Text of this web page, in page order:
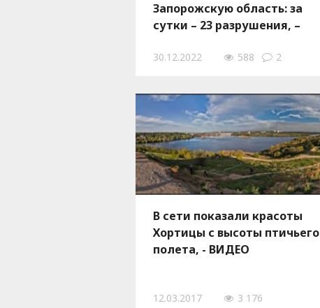
Запорожскую область: за
сутки – 23 разрушения, –
30.12.2022 588 2
В сети показали красоты
Хортицы с высоты птичьего
полета, - ВИДЕО
12.03.2017 3 176